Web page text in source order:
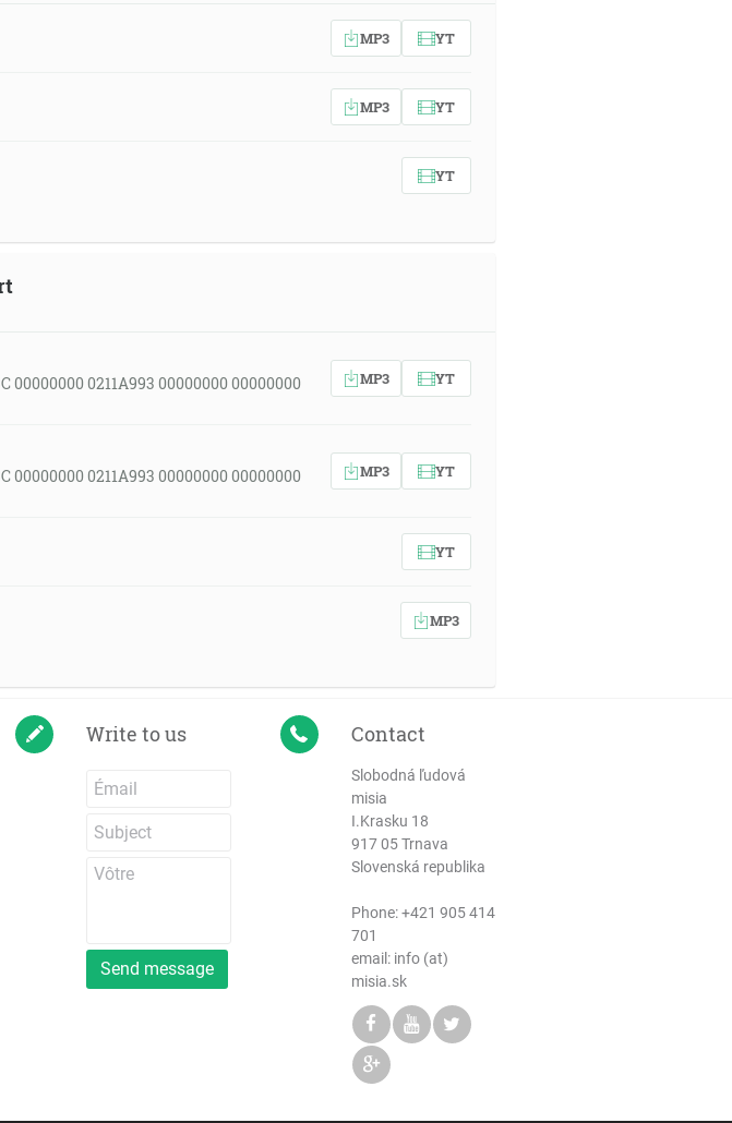
MP3 YT
MP3 YT
YT
00000000 0211A993 00000000 00000000
MP3 YT
00000000 0211A993 00000000 00000000
MP3 YT
YT
MP3
Write to us
Send message
Contact
Slobodná ľudová
misia
I.Krasku 18
917 05 Trnava
Slovenská republika
Phone:+421 905 414
701
email: info (at)
misia.sk